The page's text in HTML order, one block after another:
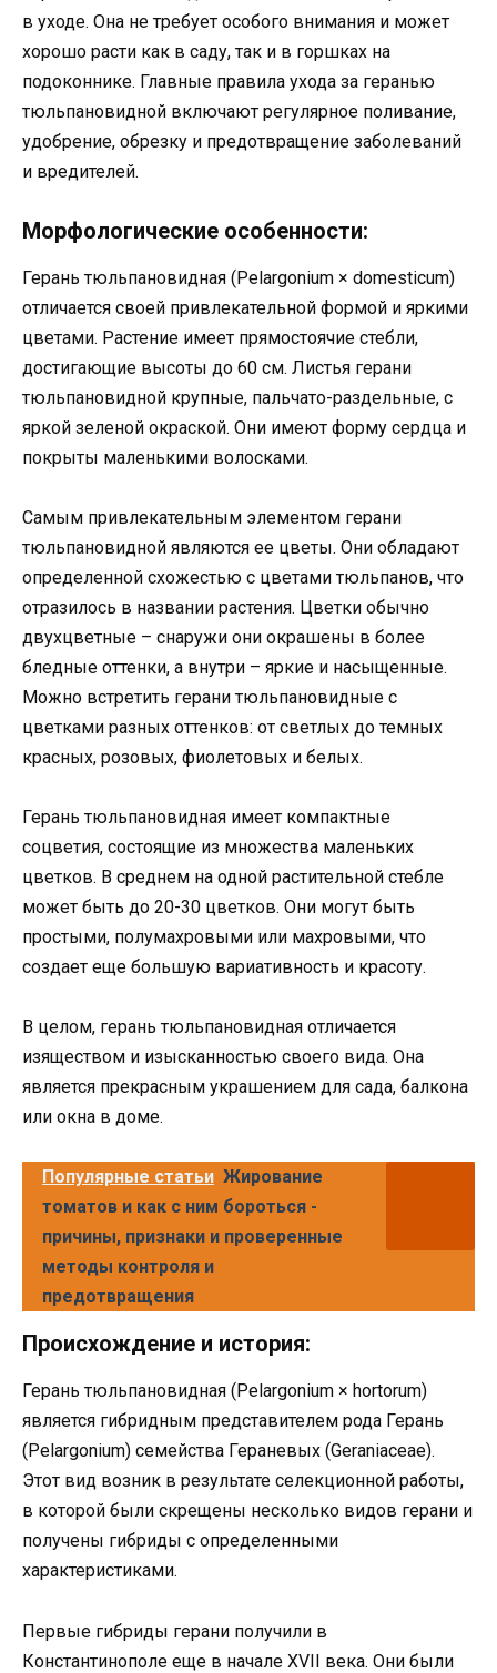
в уходе. Она не требует особого внимания и может
хорошо расти как в саду, так и в горшках на
подоконнике. Главные правила ухода за геранью
тюльпановидной включают регулярное поливание,
удобрение, обрезку и предотвращение заболеваний
и вредителей.
Морфологические особенности:
Герань тюльпановидная (Pelargonium × domesticum)
отличается своей привлекательной формой и яркими
цветами. Растение имеет прямостоячие стебли,
достигающие высоты до 60 см. Листья герани
тюльпановидной крупные, пальчато-раздельные, с
яркой зеленой окраской. Они имеют форму сердца и
покрыты маленькими волосками.
Самым привлекательным элементом герани
тюльпановидной являются ее цветы. Они обладают
определенной схожестью с цветами тюльпанов, что
отразилось в названии растения. Цветки обычно
двухцветные – снаружи они окрашены в более
бледные оттенки, а внутри – яркие и насыщенные.
Можно встретить герани тюльпановидные с
цветками разных оттенков: от светлых до темных
красных, розовых, фиолетовых и белых.
Герань тюльпановидная имеет компактные
соцветия, состоящие из множества маленьких
цветков. В среднем на одной растительной стебле
может быть до 20-30 цветков. Они могут быть
простыми, полумахровыми или махровыми, что
создает еще большую вариативность и красоту.
В целом, герань тюльпановидная отличается
изяществом и изысканностью своего вида. Она
является прекрасным украшением для сада, балкона
или окна в доме.
Популярные статьи Жирование
томатов и как с ним бороться -
причины, признаки и проверенные
методы контроля и
предотвращения
Происхождение и история:
Герань тюльпановидная (Pelargonium × hortorum)
является гибридным представителем рода Герань
(Pelargonium) семейства Гераневых (Geraniaceae).
Этот вид возник в результате селекционной работы,
в которой были скрещены несколько видов герани и
получены гибриды с определенными
характеристиками.
Первые гибриды герани получили в
Константинополе еще в начале XVII века. Они были